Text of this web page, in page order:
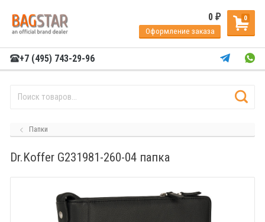
0
0₽
Оформление заказа
+7 (495) 743-29-96
Папки
Dr.Koffer G231981-260-04 папка